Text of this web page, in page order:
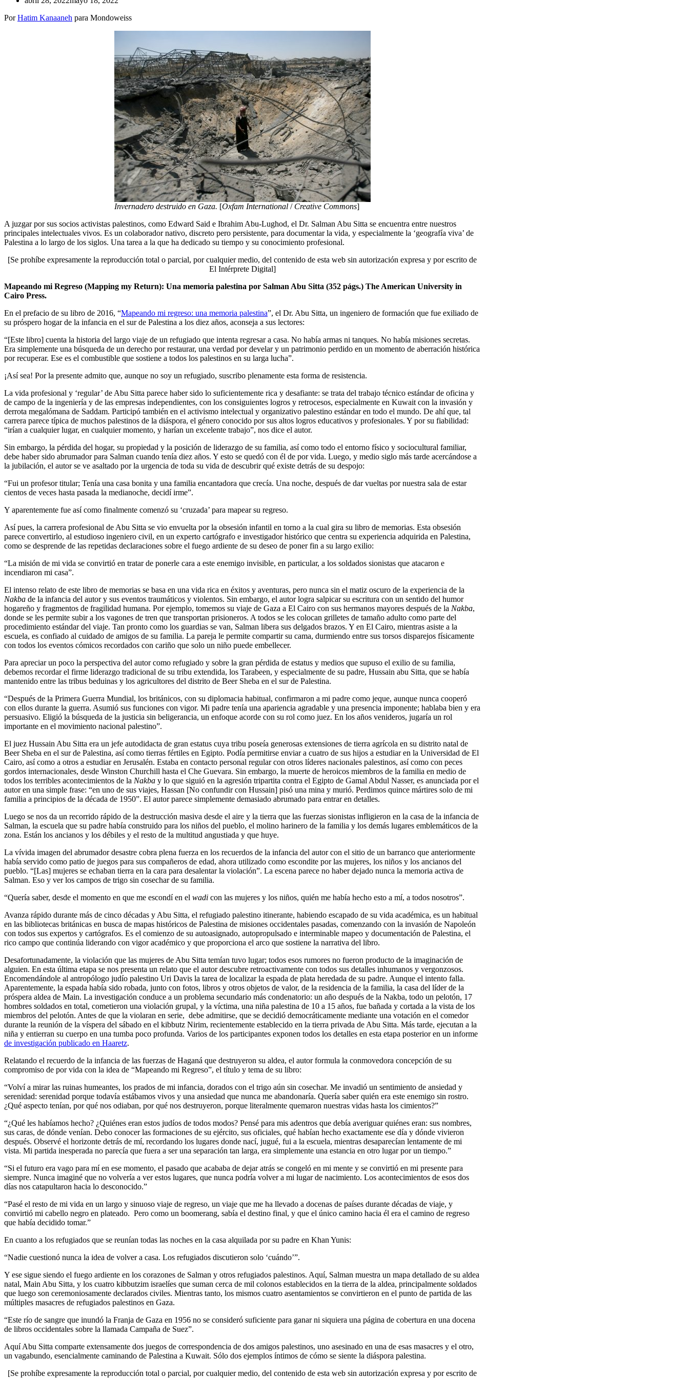
PorHatim Kanaaneh para Mondoweiss
Invernadero destruido en Gaza. [Oxfam International/ Creative Commons]
A juzgar por sus socios activistas palestinos, como Edward Said e Ibrahim Abu-Lughod, el Dr. Salman Abu Sitta se encuentra entre nuestros
principales intelectuales vivos. Es un colaborador nativo, discreto pero persistente, para documentar la vida, y especialmente la ‘geografía viva’ de
Palestina a lo largo de los siglos. Una tarea a la que ha dedicado su tiempo y su conocimiento profesional.
[Se prohíbe expresamente la reproducción total o parcial, por cualquier medio, del contenido de esta web sin autorización expresa y por escrito de
El Intérprete Digital]
Mapeando mi Regreso (Mapping my Return): Una memoria palestina por Salman Abu Sitta (352 págs.) The American University in
Cairo Press.
En el prefacio de su libro de 2016, “Mapeando mi regreso: una memoria palestina”, el Dr. Abu Sitta, un ingeniero de formación que fue exiliado de
su próspero hogar de la infancia en el sur de Palestina a los diez años, aconseja a sus lectores:
“[Este libro] cuenta la historia del largo viaje de un refugiado que intenta regresar a casa. No había armas ni tanques. No había misiones secretas.
Era simplemente una búsqueda de un derecho por restaurar, una verdad por develar y un patrimonio perdido en un momento de aberración histórica
por recuperar. Ese es el combustible que sostiene a todos los palestinos en su larga lucha”.
¡Así sea! Por la presente admito que, aunque no soy un refugiado, suscribo plenamente esta forma de resistencia.
La vida profesional y ‘regular’ de Abu Sitta parece haber sido lo suficientemente rica y desafiante: se trata del trabajo técnico estándar de oficina y
de campo de la ingeniería y de las empresas independientes, con los consiguientes logros y retrocesos, especialmente en Kuwait con la invasión y
derrota megalómana de Saddam. Participó también en el activismo intelectual y organizativo palestino estándar en todo el mundo. De ahí que, tal
carrera parece típica de muchos palestinos de la diáspora, el género conocido por sus altos logros educativos y profesionales. Y por su fiabilidad:
“irían a cualquier lugar, en cualquier momento, y harían un excelente trabajo”, nos dice el autor.
Sin embargo, la pérdida del hogar, su propiedad y la posición de liderazgo de su familia, así como todo el entorno físico y sociocultural familiar,
debe haber sido abrumador para Salman cuando tenía diez años. Y esto se quedó con él de por vida. Luego, y medio siglo más tarde acercándose a
la jubilación, el autor se ve asaltado por la urgencia de toda su vida de descubrir qué existe detrás de su despojo:
“Fui un profesor titular; Tenía una casa bonita y una familia encantadora que crecía. Una noche, después de dar vueltas por nuestra sala de estar
cientos de veces hasta pasada la medianoche, decidí irme”.
Y aparentemente fue así como finalmente comenzó su ‘cruzada’ para mapear su regreso.
Así pues, la carrera profesional de Abu Sitta se vio envuelta por la obsesión infantil en torno a la cual gira su libro de memorias. Esta obsesión
parece convertirlo, al estudioso ingeniero civil, en un experto cartógrafo e investigador histórico que centra su experiencia adquirida en Palestina,
como se desprende de las repetidas declaraciones sobre el fuego ardiente de su deseo de poner fin a su largo exilio:
“La misión de mi vida se convirtió en tratar de ponerle cara a este enemigo invisible, en particular, a los soldados sionistas que atacaron e
incendiaron mi casa”.
El intenso relato de este libro de memorias se basa en una vida rica en éxitos y aventuras, pero nunca sin el matiz oscuro de la experiencia de la
Nakba de la infancia del autor y sus eventos traumáticos y violentos. Sin embargo, el autor logra salpicar su escritura con un sentido del humor
hogareño y fragmentos de fragilidad humana. Por ejemplo, tomemos su viaje de Gaza a El Cairo con sus hermanos mayores después de la Nakba,
donde se les permite subir a los vagones de tren que transportan prisioneros. A todos se les colocan grilletes de tamaño adulto como parte del
procedimiento estándar del viaje. Tan pronto como los guardias se van, Salman libera sus delgados brazos. Y en El Cairo, mientras asiste a la
escuela, es confiado al cuidado de amigos de su familia. La pareja le permite compartir su cama, durmiendo entre sus torsos disparejos físicamente
con todos los eventos cómicos recordados con cariño que solo un niño puede embellecer.
Para apreciar un poco la perspectiva del autor como refugiado y sobre la gran pérdida de estatus y medios que supuso el exilio de su familia,
debemos recordar el firme liderazgo tradicional de su tribu extendida, los Tarabeen, y especialmente de su padre, Hussain abu Sitta, que se había
mantenido entre las tribus beduinas y los agricultores del distrito de Beer Sheba en el sur de Palestina.
“Después de la Primera Guerra Mundial, los británicos, con su diplomacia habitual, confirmaron a mi padre como jeque, aunque nunca cooperó
con ellos durante la guerra. Asumió sus funciones con vigor. Mi padre tenía una apariencia agradable y una presencia imponente; hablaba bien y era
persuasivo. Eligió la búsqueda de la justicia sin beligerancia, un enfoque acorde con su rol como juez. En los años venideros, jugaría un rol
importante en el movimiento nacional palestino”.
El juez Hussain Abu Sitta era un jefe autodidacta de gran estatus cuya tribu poseía generosas extensiones de tierra agrícola en su distrito natal de
Beer Sheba en el sur de Palestina, así como tierras fértiles en Egipto. Podía permitirse enviar a cuatro de sus hijos a estudiar en la Universidad de El
Cairo, así como a otros a estudiar en Jerusalén. Estaba en contacto personal regular con otros líderes nacionales palestinos, así como con peces
gordos internacionales, desde Winston Churchill hasta el Che Guevara. Sin embargo, la muerte de heroicos miembros de la familia en medio de
todos los terribles acontecimientos de la Nakba y lo que siguió en la agresión tripartita contra el Egipto de Gamal Abdul Nasser, es anunciada por el
autor en una simple frase: “en uno de sus viajes, Hassan [No confundir con Hussain] pisó una mina y murió. Perdimos quince mártires solo de mi
familia a principios de la década de 1950”. El autor parece simplemente demasiado abrumado para entrar en detalles.
Luego se nos da un recorrido rápido de la destrucción masiva desde el aire y la tierra que las fuerzas sionistas infligieron en la casa de la infancia de
Salman, la escuela que su padre había construido para los niños del pueblo, el molino harinero de la familia y los demás lugares emblemáticos de la
zona. Están los ancianos y los débiles y el resto de la multitud angustiada y que huye.
La vívida imagen del abrumador desastre cobra plena fuerza en los recuerdos de la infancia del autor con el sitio de un barranco que anteriormente
había servido como patio de juegos para sus compañeros de edad, ahora utilizado como escondite por las mujeres, los niños y los ancianos del
pueblo. “[Las] mujeres se echaban tierra en la cara para desalentar la violación”. La escena parece no haber dejado nunca la memoria activa de
Salman. Eso y ver los campos de trigo sin cosechar de su familia.
“Quería saber, desde el momento en que me escondí en el wadi con las mujeres y los niños, quién me había hecho esto a mí, a todos nosotros”.
Avanza rápido durante más de cinco décadas y Abu Sitta, el refugiado palestino itinerante, habiendo escapado de su vida académica, es un habitual
en las bibliotecas británicas en busca de mapas históricos de Palestina de misiones occidentales pasadas, comenzando con la invasión de Napoleón
con todos sus expertos y cartógrafos. Es el comienzo de su autoasignado, autopropulsado e interminable mapeo y documentación de Palestina, el
rico campo que continúa liderando con vigor académico y que proporciona el arco que sostiene la narrativa del libro.
Desafortunadamente, la violación que las mujeres de Abu Sitta temían tuvo lugar; todos esos rumores no fueron producto de la imaginación de
alguien. En esta última etapa se nos presenta un relato que el autor descubre retroactivamente con todos sus detalles inhumanos y vergonzosos.
Encomendándole al antropólogo judío palestino Uri Davis la tarea de localizar la espada de plata heredada de su padre. Aunque el intento falla.
Aparentemente, la espada había sido robada, junto con fotos, libros y otros objetos de valor, de la residencia de la familia, la casa del líder de la
próspera aldea de Main. La investigación conduce a un problema secundario más condenatorio: un año después de la Nakba, todo un pelotón, 17
hombres soldados en total, cometieron una violación grupal, y la víctima, una niña palestina de 10 a 15 años, fue bañada y cortada a la vista de los
miembros del pelotón. Antes de que la violaran en serie, debe admitirse, que se decidió democráticamente mediante una votación en el comedor
durante la reunión de la víspera del sábado en el kibbutz Nirim, recientemente establecido en la tierra privada de Abu Sitta. Más tarde, ejecutan a la
niña y entierran su cuerpo en una tumba poco profunda. Varios de los participantes exponen todos los detalles en esta etapa posterior en un informe
de investigación publicado en Haaretz.
Relatando el recuerdo de la infancia de las fuerzas de Haganá que destruyeron su aldea, el autor formula la conmovedora concepción de su
compromiso de por vida con la idea de “Mapeando mi Regreso”, el título y tema de su libro:
“Volví a mirar las ruinas humeantes, los prados de mi infancia, dorados con el trigo aún sin cosechar. Me invadió un sentimiento de ansiedad y
serenidad: serenidad porque todavía estábamos vivos y una ansiedad que nunca me abandonaría. Quería saber quién era este enemigo sin rostro.
¿Qué aspecto tenían, por qué nos odiaban, por qué nos destruyeron, porque literalmente quemaron nuestras vidas hasta los cimientos?”
“¿Qué les habíamos hecho? ¿Quiénes eran estos judíos de todos modos? Pensé para mis adentros que debía averiguar quiénes eran: sus nombres,
sus caras, de dónde venían. Debo conocer las formaciones de su ejército, sus oficiales, qué habían hecho exactamente ese día y dónde vivieron
después. Observé el horizonte detrás de mí, recordando los lugares donde nací, jugué, fui a la escuela, mientras desaparecían lentamente de mi
vista. Mi partida inesperada no parecía que fuera a ser una separación tan larga, era simplemente una estancia en otro lugar por un tiempo.”
“Si el futuro era vago para mí en ese momento, el pasado que acababa de dejar atrás se congeló en mi mente y se convirtió en mi presente para
siempre. Nunca imaginé que no volvería a ver estos lugares, que nunca podría volver a mi lugar de nacimiento. Los acontecimientos de esos dos
días nos catapultaron hacia lo desconocido.”
“Pasé el resto de mi vida en un largo y sinuoso viaje de regreso, un viaje que me ha llevado a docenas de países durante décadas de viaje, y
convirtió mi cabello negro en plateado. Pero como un boomerang, sabía el destino final, y que el único camino hacia él era el camino de regreso
que había decidido tomar.”
En cuanto a los refugiados que se reunían todas las noches en la casa alquilada por su padre en Khan Yunis:
“Nadie cuestionó nunca la idea de volver a casa. Los refugiados discutieron solo ‘cuándo’”.
Y ese sigue siendo el fuego ardiente en los corazones de Salman y otros refugiados palestinos. Aquí, Salman muestra un mapa detallado de su aldea
natal, Main Abu Sitta, y los cuatro kibbutzim israelíes que suman cerca de mil colonos establecidos en la tierra de la aldea, principalmente soldados
que luego son ceremoniosamente declarados civiles. Mientras tanto, los mismos cuatro asentamientos se convirtieron en el punto de partida de las
múltiples masacres de refugiados palestinos en Gaza.
“Este río de sangre que inundó la Franja de Gaza en 1956 no se consideró suficiente para ganar ni siquiera una página de cobertura en una docena
de libros occidentales sobre la llamada Campaña de Suez”.
Aquí Abu Sitta comparte extensamente dos juegos de correspondencia de dos amigos palestinos, uno asesinado en una de esas masacres y el otro,
un vagabundo, esencialmente caminando de Palestina a Kuwait. Sólo dos ejemplos íntimos de cómo se siente la diáspora palestina.
[Se prohíbe expresamente la reproducción total o parcial, por cualquier medio, del contenido de esta web sin autorización expresa y por escrito de